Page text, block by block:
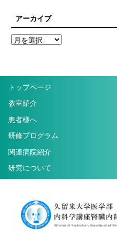
アーカイブ
トップページ
教室紹介
患者様へ
研修プログラム
関連病院紹介
研究について